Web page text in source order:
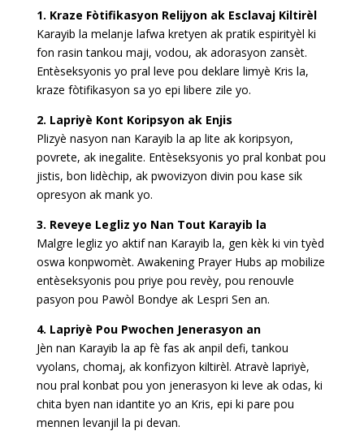
1. Kraze Fòtifikasyon Relijyon ak Esclavaj Kiltirèl
Karayib la melanje lafwa kretyen ak pratik espirityèl ki
fon rasin tankou maji, vodou, ak adorasyon zansèt.
Entèseksyonis yo pral leve pou deklare limyè Kris la,
kraze fòtifikasyon sa yo epi libere zile yo.
2. Lapriyè Kont Koripsyon ak Enjis
Plizyè nasyon nan Karayib la ap lite ak koripsyon,
povrete, ak inegalite. Entèseksyonis yo pral konbat pou
jistis, bon lidèchip, ak pwovizyon divin pou kase sik
opresyon ak mank yo.
3. Reveye Legliz yo Nan Tout Karayib la
Malgre legliz yo aktif nan Karayib la, gen kèk ki vin tyèd
oswa konpwomèt. Awakening Prayer Hubs ap mobilize
entèseksyonis pou priye pou revèy, pou renouvle
pasyon pou Pawòl Bondye ak Lespri Sen an.
4. Lapriyè Pou Pwochen Jenerasyon an
Jèn nan Karayib la ap fè fas ak anpil defi, tankou
vyolans, chomaj, ak konfizyon kiltirèl. Atravè lapriyè,
nou pral konbat pou yon jenerasyon ki leve ak odas, ki
chita byen nan idantite yo an Kris, epi ki pare pou
mennen levanjil la pi devan.